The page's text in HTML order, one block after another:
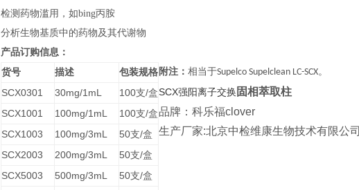
检测药物滥用，如bing丙胺
分析生物基质中的药物及其代谢物
产品订购信息：
货号
描述 包装规格
SCX0301 30mg/1mL 100支/盒
SCX1001 100mg/1mL 100支/盒
SCX1003 100mg/3mL 50支/盒
SCX2003 200mg/3mL 50支/盒
SCX5003 500mg/3mL 50支/盒
附注： 相当于Supelco Supelclean LC-SCX。
SCX强阳离子交换 固相萃取柱
品牌：科乐福clover
生产厂家:北京中检维康生物技术有限公司